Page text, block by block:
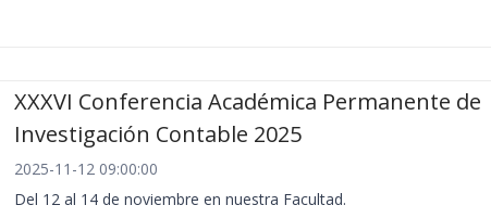
XXXVI Conferencia Académica Permanente de
Investigación Contable 2025
2025-11-12 09:00:00
Del 12 al 14 de noviembre en nuestra Facultad.